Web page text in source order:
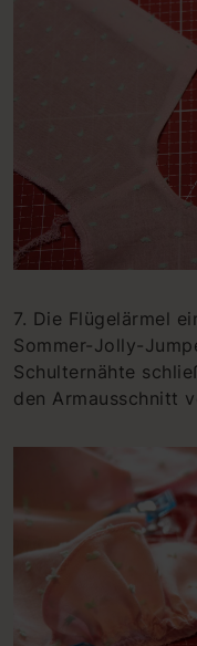
7. Die Flügelärmel
Sommer-Jolly-
Schulternähte
den Armausschnitt